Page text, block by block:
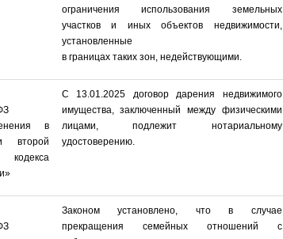
ограничения использования земельных
участков и иных объектов недвижимости,
установленные
в границах таких зон, недействующими.
в
второй
С 13.01.2025 договор дарения недвижимого
имущества, заключенный между физическими
лицами, подлежит нотариальному
удостоверению.
Законом установлено, что в случае
прекращения семейных отношений с